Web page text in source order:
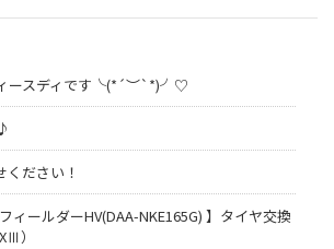
ースディです╰(*´︶`*)╯♡
ください！
ィールダーHV(DAA-NKE165G) 】タイヤ交換
）